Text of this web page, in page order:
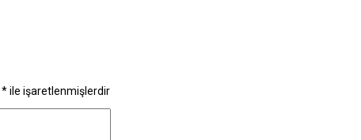
*ile işaretlenmişlerdir